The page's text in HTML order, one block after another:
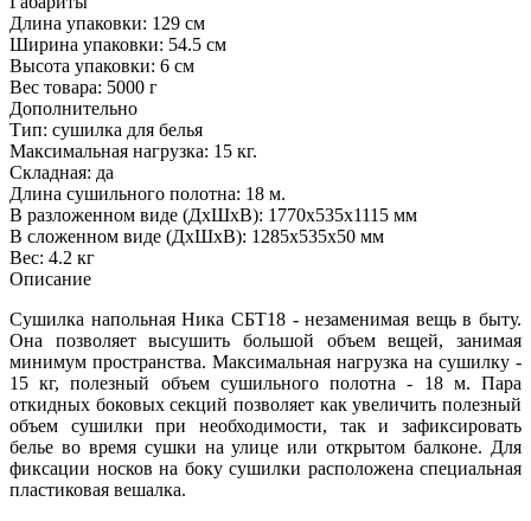
Длина упаковки: 129 см
Ширина упаковки: 54.5 см
Высота упаковки: 6 см
Вес товара: 5000 г
Дополнительно
Тип: сушилка для белья
Максимальная нагрузка: 15 кг.
Складная: да
Длина сушильного полотна: 18 м.
В разложенном виде (ДхШхВ): 1770х535х1115 мм
В сложенном виде (ДхШхВ): 1285х535х50 мм
Вес: 4.2 кг
Описание
Сушилка напольная Ника СБТ18 - незаменимая вещь в быту.
Она позволяет высушить большой объем вещей, занимая
минимум пространства. Максимальная нагрузка на сушилку -
15 кг, полезный объем сушильного полотна - 18 м. Пара
откидных боковых секций позволяет как увеличить полезный
объем сушилки при необходимости, так и зафиксировать
белье во время сушки на улице или открытом балконе. Для
фиксации носков на боку сушилки расположена специальная
пластиковая вешалка.